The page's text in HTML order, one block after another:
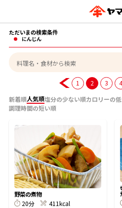
商品情報
ヤマキ『めんつゆ』
レシピ
おいしいレシピを探す
おいしいレシピトップ
主食レシピ
主菜レシピ
かつお節・だしを楽しむ
かつお節・だしを知る
だしの取り方
かつお節の削り方
CM・キャンペーン
キャンペーン一覧
企業・採用情報
企業情報
お問い合わせ
ただいまの検索条件
にんじん
1 2 3 4
新着順人気順塩分の少ない順カロリーの
調理時間の短い順
野菜の煮物
20分
411kcal